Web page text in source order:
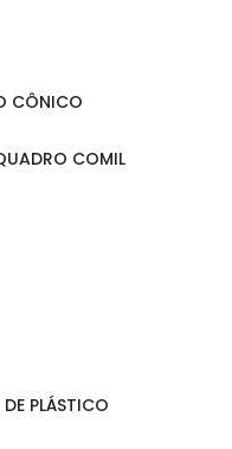
CÔNICO
COMIL
DE PLÁSTICO